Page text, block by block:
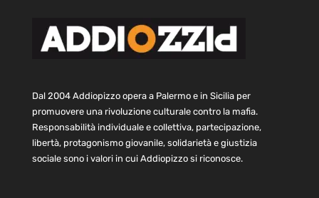
Dal 2004 Addiopizzo opera a Palermo e in Sicilia per
promuovere una rivoluzione culturale contro la mafia.
Responsabilità individuale e collettiva, partecipazione,
libertà, protagonismo giovanile, solidarietà e giustizia
sociale sono i valori in cui Addiopizzo si riconosce.